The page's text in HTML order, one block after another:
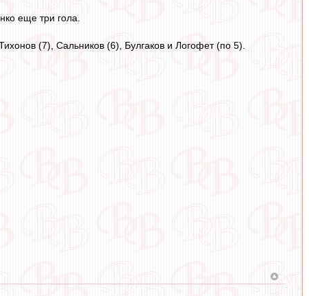
еще три гола.
(7), Сальников (6), Булгаков и Логофет (по 5).